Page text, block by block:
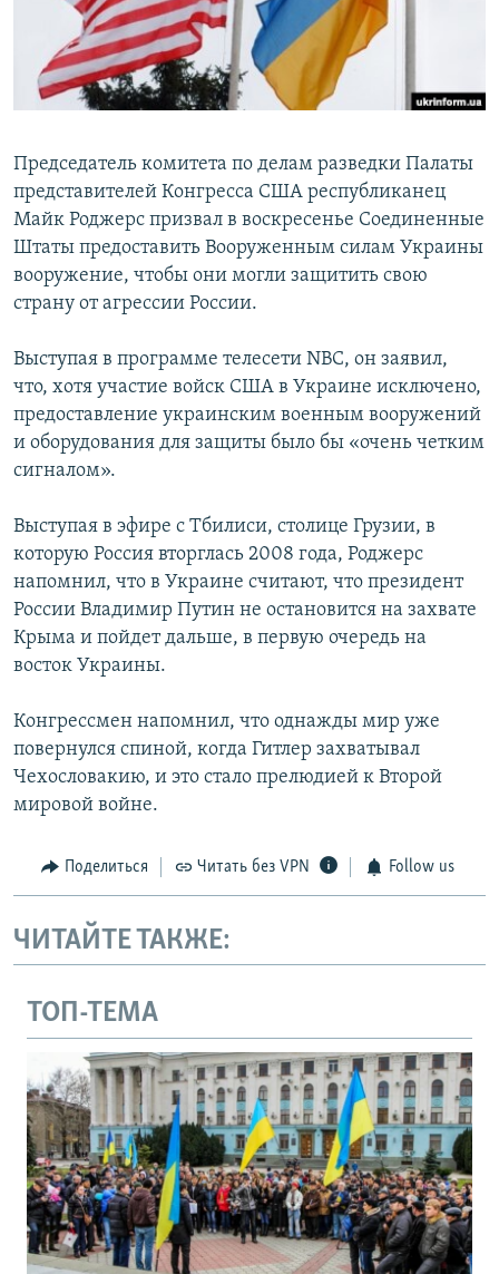
ПОБЕДИТЕЛЕЙ НЕ СУДЯТ?
КРЫМ.НЕПОКОРЕННЫЙ
ELIFBE
ПРИСОЕДИНЯЙТЕСЬ!
Все сайты RFE/RL
Председатель комитета по делам разведки Палаты
представителей Конгресса США республиканец
Майк Роджерс призвал в воскресенье Соединенные
Штаты предоставить Вооруженным силам Украины
вооружение, чтобы они могли защитить свою
страну от агрессии России.
Выступая в программе телесети NBC, он заявил,
что, хотя участие войск США в Украине исключено,
предоставление украинским военным вооружений
и оборудования для защиты было бы «очень четким
сигналом».
Выступая в эфире с Тбилиси, столице Грузии, в
которую Россия вторглась 2008 года, Роджерс
напомнил, что в Украине считают, что президент
России Владимир Путин не остановится на захвате
Крыма и пойдет дальше, в первую очередь на
восток Украины.
Конгрессмен напомнил, что однажды мир уже
повернулся спиной, когда Гитлер захватывал
Чехословакию, и это стало прелюдией к Второй
мировой войне.
Поделиться Читать без VPN Follow us
ЧИТАЙТЕ ТАКЖЕ:
ТОП-ТЕМА